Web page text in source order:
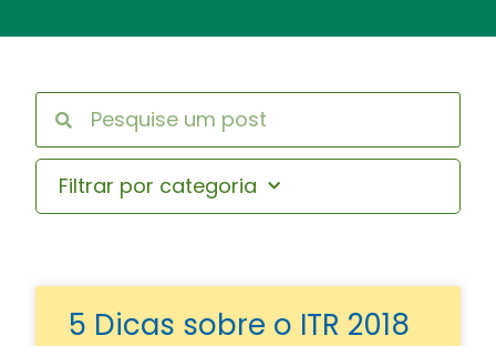
Filtrar por categoria
5 Dicas sobre o ITR 2018